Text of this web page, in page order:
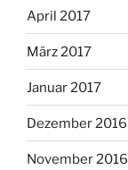
April 2017
März 2017
Januar 2017
Dezember 2016
November 2016